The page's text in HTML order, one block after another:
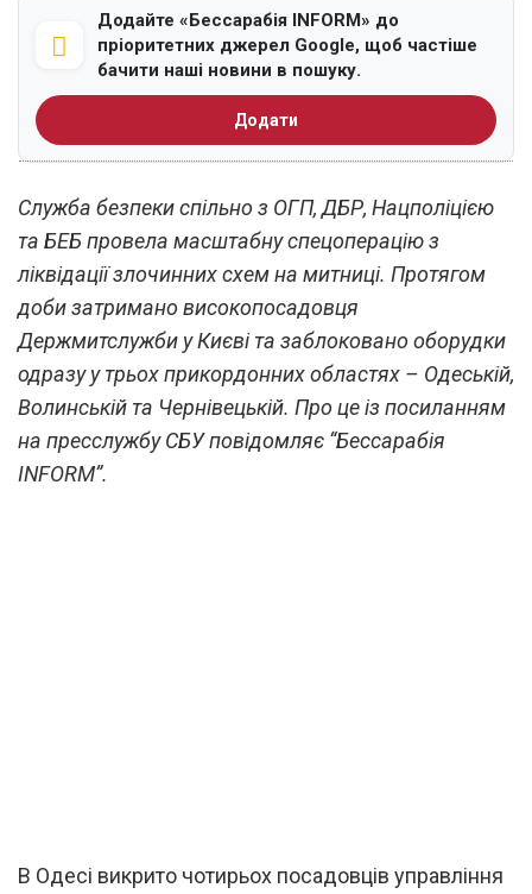
Додайте «Бессарабія INFORM» до
пріоритетних джерел Google, щоб частіше
бачити наші новини в пошуку.
Додати
Служба безпеки спільно з ОГП, ДБР, Нацполіцією
та БЕБ провела масштабну спецоперацію з
ліквідації злочинних схем на митниці. Протягом
доби затримано високопосадовця
Держмитслужби у Києві та заблоковано оборудки
одразу у трьох прикордонних областях – Одеській,
Волинській та Чернівецькій. Про це із посиланням
на пресслужбу СБУ повідомляє “Бессарабія
INFORM”.
В Одесі викрито чотирьох посадовців управління